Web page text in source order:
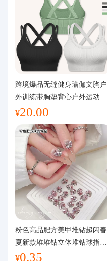
最新公告
物流资讯
代购问答
关于我们
跨境爆品无缝健身瑜伽文胸户
外训练带胸垫背心户外运动瑜
伽服女
¥20.00
粉色高品肥方美甲堆钻超闪春
夏新款堆堆钻立体堆钻球指甲
装饰品
¥0.35